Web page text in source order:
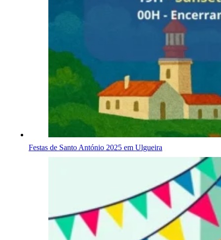
Festas de Santo António 2025 em Ulgueira